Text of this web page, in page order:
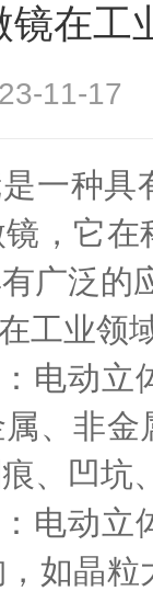
镜在工
11-
是一种具
，它
广泛的
工业领
电动立
、非
、凹坑
电动立
如晶